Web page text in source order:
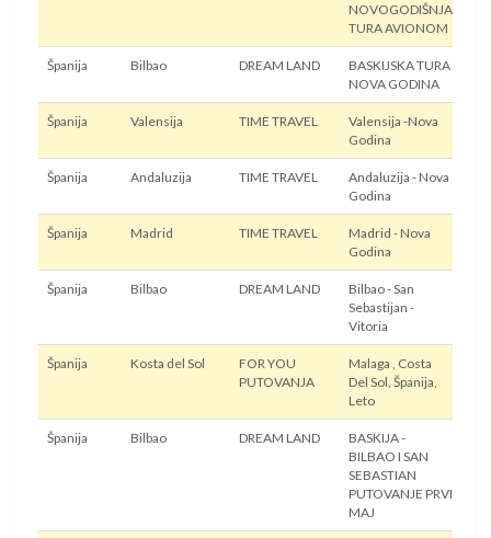
NOVOGODIŠNJA
TURA AVIONOM
Španija Bilbao DREAM LAND
BASKIJSKA TURA
NOVA GODINA
Španija Valensija TIME TRAVEL
Valensija -Nova
Godina
Španija Andaluzija TIME TRAVEL
Andaluzija - Nova
Godina
Španija Madrid TIME TRAVEL
Madrid - Nova
Godina
Španija Bilbao DREAM LAND
Bilbao - San
Sebastijan -
Vitoria
Španija Kosta del Sol
FOR YOU
PUTOVANJA
Malaga , Costa
Del Sol, Španija,
Leto
Španija Bilbao DREAM LAND
BASKIJA -
BILBAO I SAN
SEBASTIAN
PUTOVANJE PRVI
MAJ